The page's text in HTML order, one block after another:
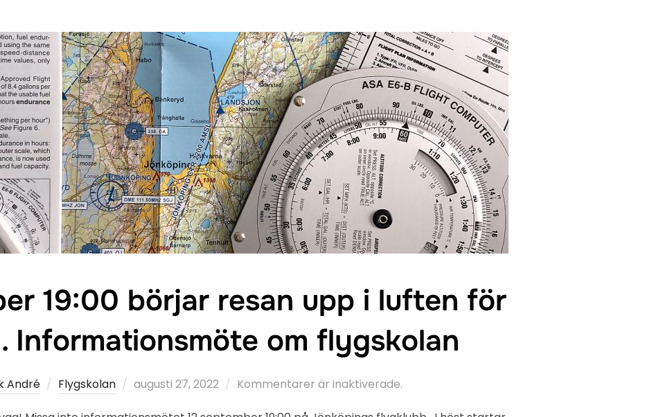
19:00 börjar resan upp i luften för
Informationsmöte om flygskolan
André Flygskolan
Publicerat
augusti 27, 2022 Kommentarer är inaktiverade.